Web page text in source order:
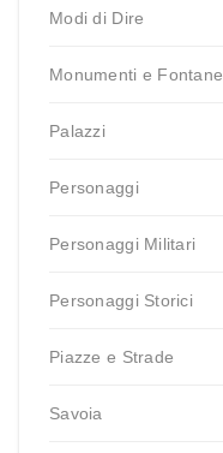
Modi di Dire
Monumenti e Fontane
Palazzi
Personaggi
Personaggi Militari
Personaggi Storici
Piazze e Strade
Savoia